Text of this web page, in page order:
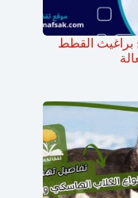
براغيث القطط